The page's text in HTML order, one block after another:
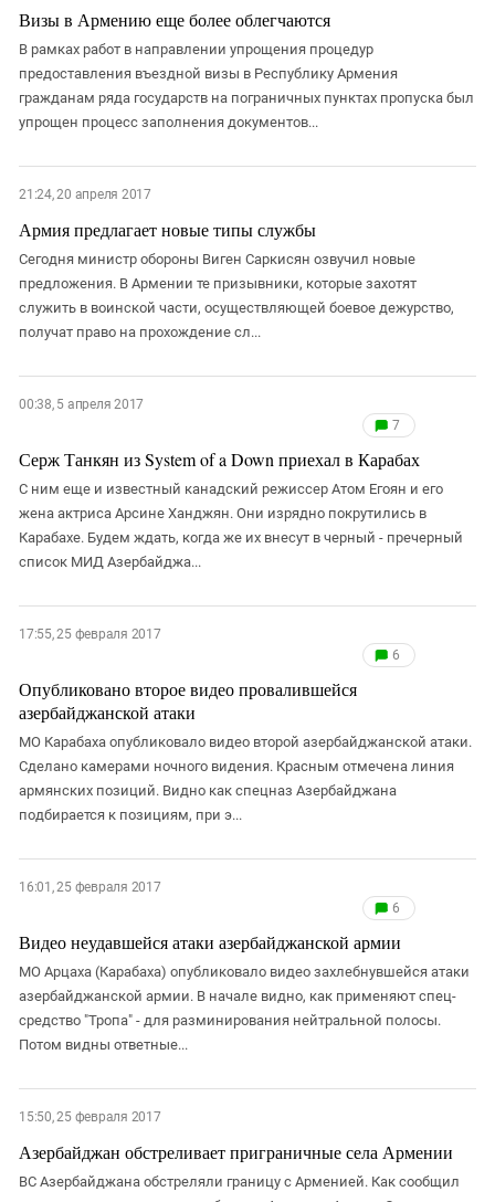
Визы в Армению еще более облегчаются
В рамках работ в направлении упрощения процедур
предоставления въездной визы в Республику Армения
гражданам ряда государств на пограничных пунктах пропуска был
упрощен процесс заполнения документов...
21:24, 20 апреля 2017
Армия предлагает новые типы службы
Сегодня министр обороны Виген Саркисян озвучил новые
предложения. В Армении те призывники, которые захотят
служить в воинской части, осуществляющей боевое дежурство,
получат право на прохождение сл...
00:38, 5 апреля 2017
7
Серж Танкян из System of a Down приехал в Карабах
С ним еще и известный канадский режиссер Атом Егоян и его
жена актриса Арсине Ханджян. Они изрядно покрутились в
Карабахе. Будем ждать, когда же их внесут в черный - пречерный
список МИД Азербайджа...
17:55, 25 февраля 2017
6
Опубликовано второе видео провалившейся
азербайджанской атаки
МО Карабаха опубликовало видео второй азербайджанской атаки.
Сделано камерами ночного видения. Красным отмечена линия
армянских позиций. Видно как спецназ Азербайджана
подбирается к позициям, при э...
16:01, 25 февраля 2017
6
Видео неудавшейся атаки азербайджанской армии
МО Арцаха (Карабаха) опубликовало видео захлебнувшейся атаки
азербайджанской армии. В начале видно, как применяют спец-
средство "Тропа" - для разминирования нейтральной полосы.
Потом видны ответные...
15:50, 25 февраля 2017
Азербайджан обстреливает приграничные села Армении
ВС Азербайджана обстреляли границу с Арменией. Как сообщил